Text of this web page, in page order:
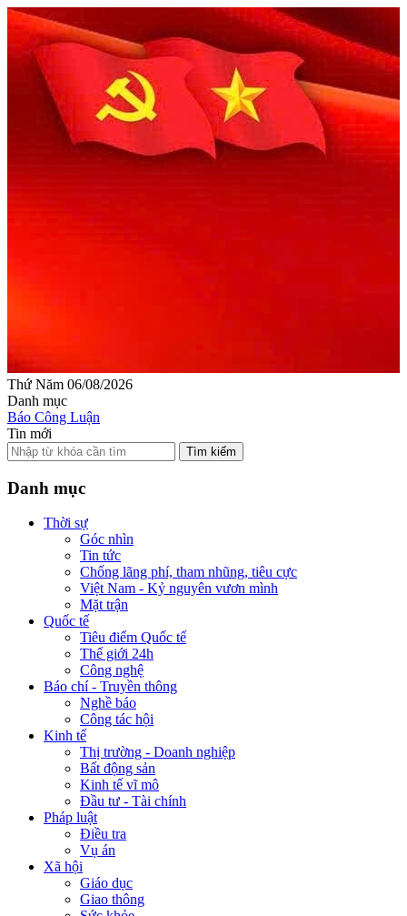
Thứ Năm 06/08/2026
Danh mục
Báo Công Luận
Tin mới
Tìm kiếm
Danh mục
Thời sự
Góc nhìn
Tin tức
Chống lãng phí, tham nhũng, tiêu cực
Việt Nam - Kỷ nguyên vươn mình
Mặt trận
Quốc tế
Tiêu điểm Quốc tế
Thế giới 24h
Công nghệ
Báo chí - Truyền thông
Nghề báo
Công tác hội
Kinh tế
Thị trường - Doanh nghiệp
Bất động sản
Kinh tế vĩ mô
Đầu tư - Tài chính
Pháp luật
Điều tra
Vụ án
Xã hội
Giáo dục
Giao thông